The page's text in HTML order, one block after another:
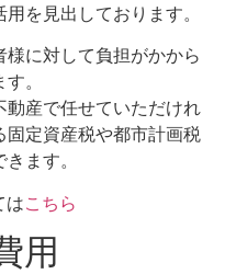
を見出しております。
に対して負担がかから
。
産で任せていただけれ
固定資産税や都市計画税
ます。
はこちら
用